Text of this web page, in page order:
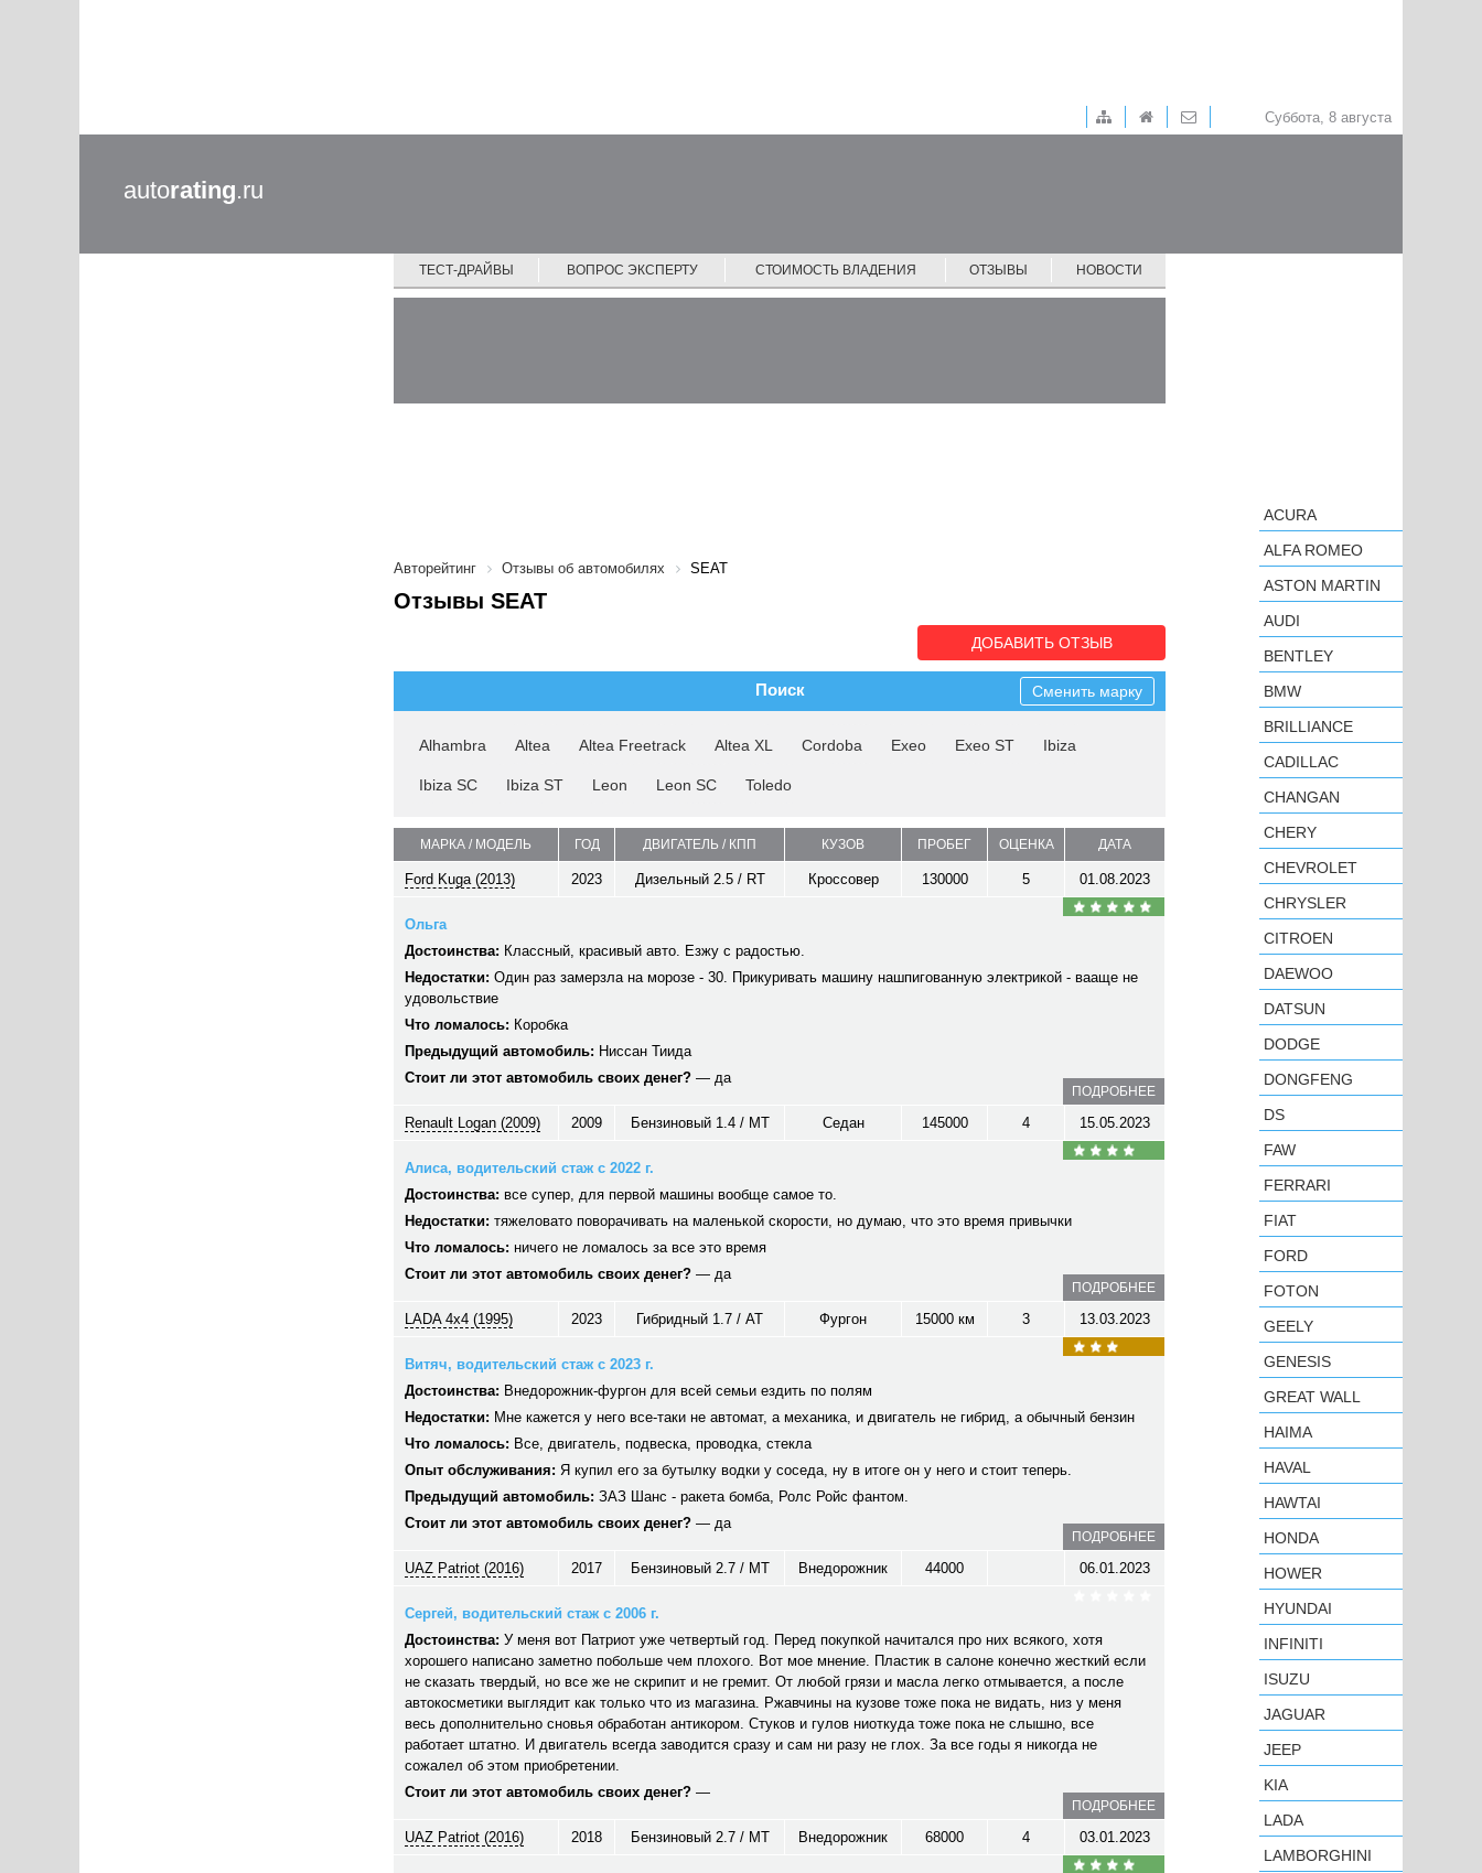
Суббота, 8 августа
autorating.ru
ТЕСТ-ДРАЙВЫ ВОПРОС ЭКСПЕРТУ СТОИМОСТЬ ВЛАДЕНИЯ ОТЗЫВЫ НОВОСТИ
Авторейтинг Отзывы об автомобилях SEAT
Отзывы SEAT
ДОБАВИТЬ ОТЗЫВ
Поиск Сменить марку
Alhambra Altea Altea Freetrack Altea XL Cordoba Exeo Exeo ST Ibiza
Ibiza SC Ibiza ST Leon Leon SC Toledo
МАРКА / МОДЕЛЬ ГОД ДВИГАТЕЛЬ / КПП КУЗОВ ПРОБЕГ ОЦЕНКА ДАТА
Ford Kuga (2013) 2023 Дизельный 2.5 / RT Кроссовер 130000 5 01.08.2023
Ольга
Достоинства: Классный, красивый авто. Езжу с радостью.
Недостатки: Один раз замерзла на морозе - 30. Прикуривать машину нашпигованную электрикой - вааще не
удовольствие
Что ломалось: Коробка
Предыдущий автомобиль: Ниссан Тиида
Стоит ли этот автомобиль своих денег? — да
ПОДРОБНЕЕ
Renault Logan (2009) 2009 Бензиновый 1.4 / MT Седан 145000 4 15.05.2023
Алиса, водительский стаж с 2022 г.
Достоинства: все супер, для первой машины вообще самое то.
Недостатки: тяжеловато поворачивать на маленькой скорости, но думаю, что это время привычки
Что ломалось: ничего не ломалось за все это время
Стоит ли этот автомобиль своих денег? — да
ПОДРОБНЕЕ
LADA 4x4 (1995) 2023 Гибридный 1.7 / AT Фургон 15000 км 3 13.03.2023
Витяч, водительский стаж с 2023 г.
Достоинства: Внедорожник-фургон для всей семьи ездить по полям
Недостатки: Мне кажется у него все-таки не автомат, а механика, и двигатель не гибрид, а обычный бензин
Что ломалось: Все, двигатель, подвеска, проводка, стекла
Опыт обслуживания: Я купил его за бутылку водки у соседа, ну в итоге он у него и стоит теперь.
Предыдущий автомобиль: ЗАЗ Шанс - ракета бомба, Ролс Ройс фантом.
Стоит ли этот автомобиль своих денег? — да
ПОДРОБНЕЕ
UAZ Patriot (2016) 2017 Бензиновый 2.7 / MT Внедорожник 44000 06.01.2023
Сергей, водительский стаж с 2006 г.
Достоинства: У меня вот Патриот уже четвертый год. Перед покупкой начитался про них всякого, хотя
хорошего написано заметно побольше чем плохого. Вот мое мнение. Пластик в салоне конечно жесткий если
не сказать твердый, но все же не скрипит и не гремит. От любой грязи и масла легко отмывается, а после
автокосметики выглядит как только что из магазина. Ржавчины на кузове тоже пока не видать, низ у меня
весь дополнительно сновья обработан антикором. Стуков и гулов ниоткуда тоже пока не слышно, все
работает штатно. И двигатель всегда заводится сразу и сам ни разу не глох. За все годы я никогда не
сожалел об этом приобретении.
Стоит ли этот автомобиль своих денег? —
ПОДРОБНЕЕ
UAZ Patriot (2016) 2018 Бензиновый 2.7 / MT Внедорожник 68000 4 03.01.2023
ACURA
ALFA ROMEO
ASTON MARTIN
AUDI
BENTLEY
BMW
BRILLIANCE
CADILLAC
CHANGAN
CHERY
CHEVROLET
CHRYSLER
CITROEN
DAEWOO
DATSUN
DODGE
DONGFENG
DS
FAW
FERRARI
FIAT
FORD
FOTON
GEELY
GENESIS
GREAT WALL
HAIMA
HAVAL
HAWTAI
HONDA
HOWER
HYUNDAI
INFINITI
ISUZU
JAGUAR
JEEP
KIA
LADA
LAMBORGHINI